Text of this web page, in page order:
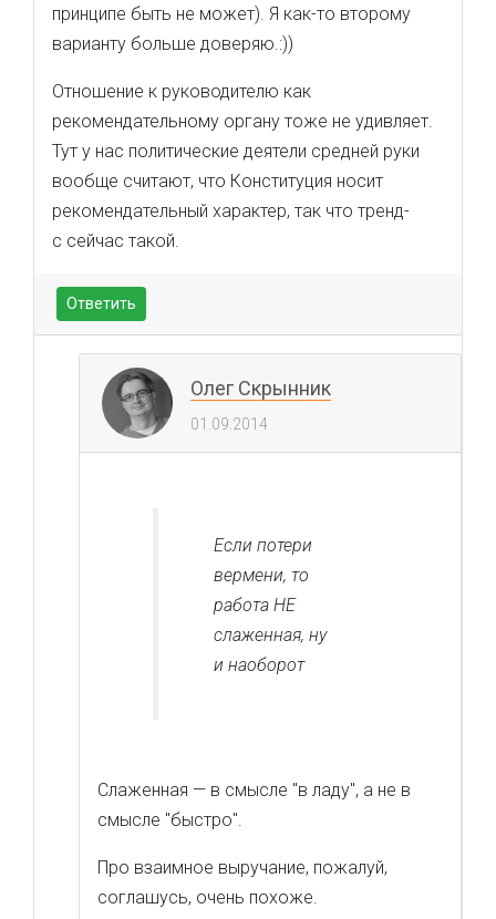
принципе быть не может). Я как-то второму
варианту больше доверяю.:))
Отношение к руководителю как
рекомендательному органу тоже не удивляет.
Тут у нас политические деятели средней руки
вообще считают, что Конституция носит
рекомендательный характер, так что тренд-
с сейчас такой.
Ответить
Олег Скрынник
01.09.2014
Если потери
вермени, то
работа НЕ
слаженная, ну
и наоборот
Слаженная — в смысле "в ладу", а не в
смысле "быстро".
Про взаимное выручание, пожалуй,
соглашусь, очень похоже.